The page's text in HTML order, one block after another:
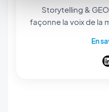
Storytelling & GEO
façonne la voix de la
et — de plus en
ressortent dans les
En